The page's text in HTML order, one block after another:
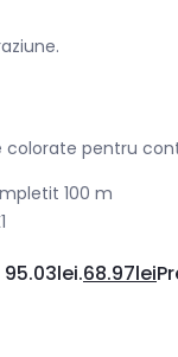
colorate pentru
100 m
68.97lei